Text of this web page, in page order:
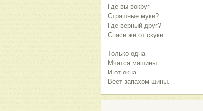
Где вы вокруг
Страшные муки?
Где верный друг?
Спаси же от скуки.
Только одна
Мчатся машины
И от окна
Веет запахом шины.